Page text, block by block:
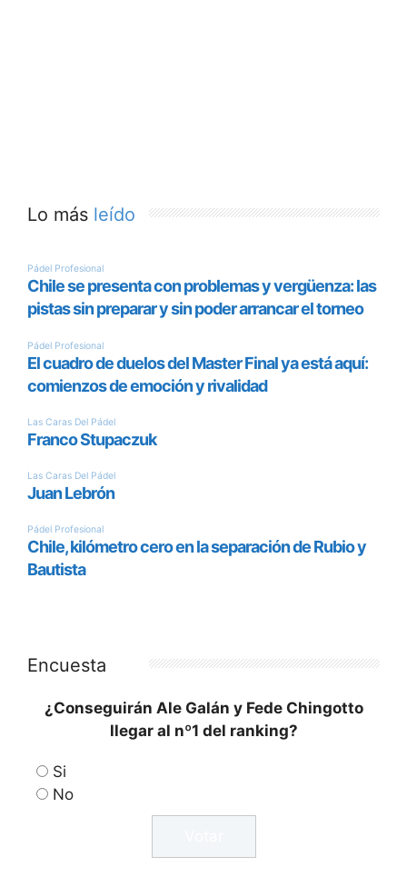
Lo más leído
Encuesta
¿Conseguirán Ale Galán y Fede Chingotto
llegar al nº1 del ranking?
Si
No